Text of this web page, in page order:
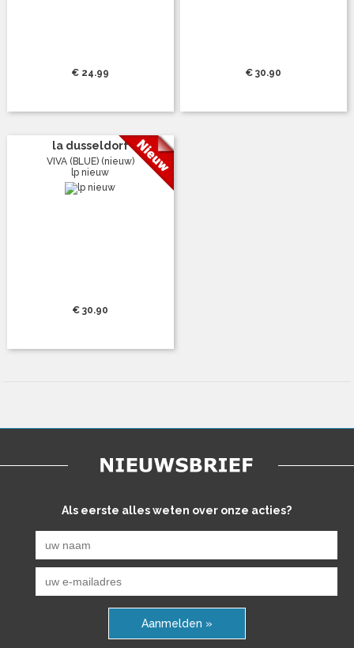
€ 24.99 € 30.90
la dusseldorf
VIVA (BLUE) (nieuw)
lp nieuw
€ 30.90
Als eerste alles weten over onze acties?
Aanmelden »